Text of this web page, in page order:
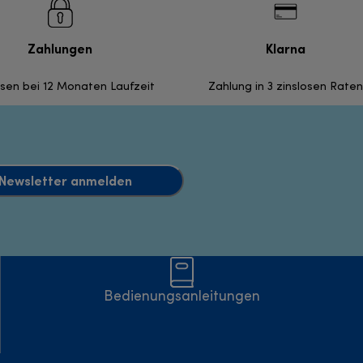
Zahlungen
bei 12 Monaten Laufzeit
Klarna
Zahlung in 3 zinslosen Raten
anmelden
Bedienungsanleitungen